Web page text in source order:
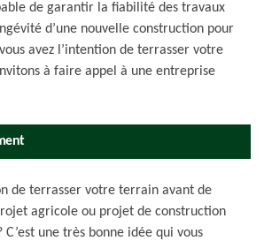
de garantir la fiabilité des travaux
d’une nouvelle construction pour
avez l’intention de terrasser votre
à faire appel à une entreprise
de terrasser votre terrain avant de
agricole ou projet de construction
une très bonne idée qui vous